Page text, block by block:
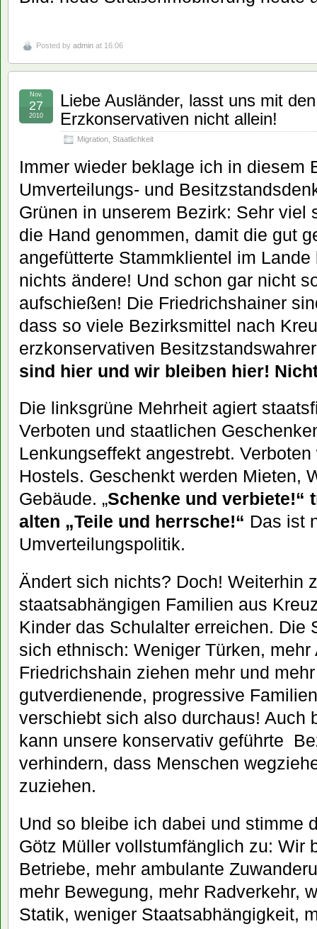
Posted by admin at 16:06
Liebe Ausländer, lasst uns mit
Erzkonservativen nicht allein!
Migration Staatlichkeit
Nov.
27
2010
Immer wieder beklage ich in diesem
Umverteilungs- und
Grünen in unserem Bezirk: Sehr viel
die Hand genommen, damit die gut
angefütterte Stammklientel im
nichts ändere! Und schon gar nicht
aufschießen! Die Friedrichshainer
dass so viele Bezirksmittel nach
erzkonservativen
sind hier und wir bleiben hier!
Die linksgrüne Mehrheit agiert
Verboten und staatlichen
Lenkungseffekt angestrebt.
Hostels. Geschenkt werden Mieten,
Gebäude. „Schenke und verbiete!“
alten „Teile und herrsche!“ Das ist
Umverteilungspolitik.
Ändert sich nichts? Doch! Weiterhin
staatsabhängigen Familien aus
Kinder das Schulalter erreichen. Die
sich ethnisch: Weniger Türken, mehr
Friedrichshain ziehen mehr und
gutverdienende, progressive
verschiebt sich also durchaus! Auch
kann unsere konservativ geführte
verhindern, dass Menschen
zuziehen.
Und so bleibe ich dabei und stimme
Götz Müller vollstumfänglich zu: Wir
Betriebe, mehr ambulante
mehr Bewegung, mehr Radverkehr,
Statik, weniger Staatsabhängigkeit,